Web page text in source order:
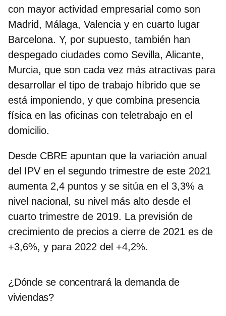
con mayor actividad empresarial como son
Madrid, Málaga, Valencia y en cuarto lugar
Barcelona. Y, por supuesto, también han
despegado ciudades como Sevilla, Alicante,
Murcia, que son cada vez más atractivas para
desarrollar el tipo de trabajo híbrido que se
está imponiendo, y que combina presencia
física en las oficinas con teletrabajo en el
domicilio.
Desde CBRE apuntan que la variación anual
del IPV en el segundo trimestre de este 2021
aumenta 2,4 puntos y se sitúa en el 3,3% a
nivel nacional, su nivel más alto desde el
cuarto trimestre de 2019. La previsión de
crecimiento de precios a cierre de 2021 es de
+3,6%, y para 2022 del +4,2%.
¿Dónde se concentrará la demanda de
viviendas?